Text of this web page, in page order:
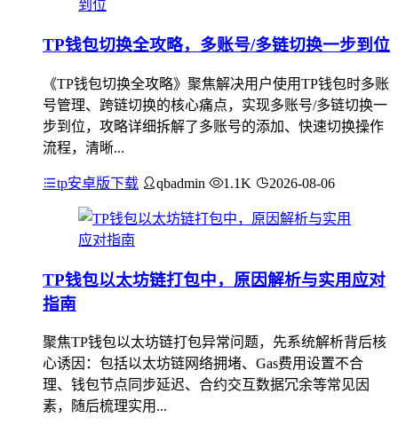
TP钱包切换全攻略，多账号/多链切换一步到位
《TP钱包切换全攻略》聚焦解决用户使用TP钱包时多账
号管理、跨链切换的核心痛点，实现多账号/多链切换一
步到位，攻略详细拆解了多账号的添加、快速切换操作
流程，清晰...
tp安卓版下载 qbadmin 1.1K 2026-08-06
TP钱包以太坊链打包中，原因解析与实用应对
指南
聚焦TP钱包以太坊链打包异常问题，先系统解析背后核
心诱因：包括以太坊链网络拥堵、Gas费用设置不合
理、钱包节点同步延迟、合约交互数据冗余等常见因
素，随后梳理实用...